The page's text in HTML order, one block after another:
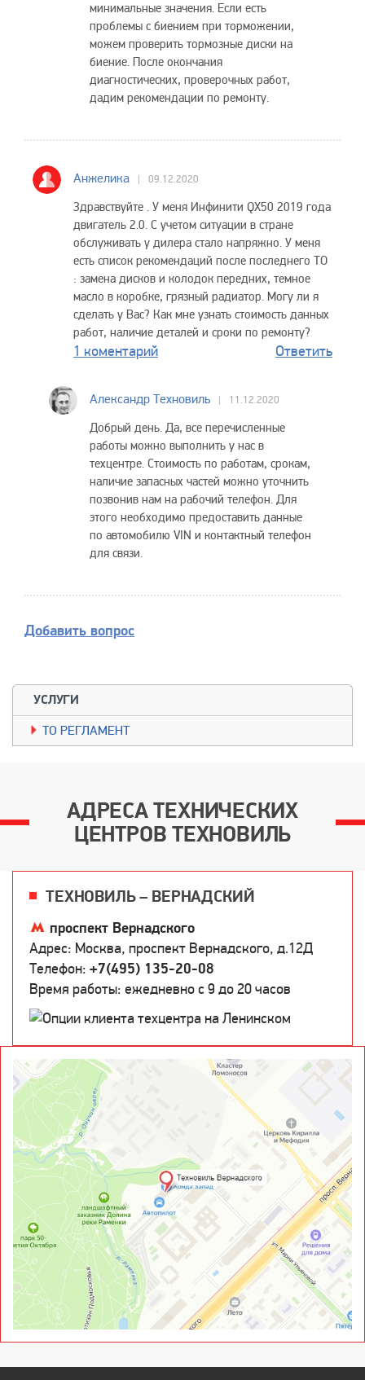
минимальные значения. Если есть
проблемы с биением при торможении,
можем проверить тормозные диски на
биение. После окончания
диагностических, проверочных работ,
дадим рекомендации по ремонту.
Анжелика 09.12.2020
Здравствуйте . У меня Инфинити QX50 2019 года
двигатель 2.0. С учетом ситуации в стране
обслуживать у дилера стало напряжно. У меня
есть список рекомендаций после последнего ТО
: замена дисков и колодок передних, темное
масло в коробке, грязный радиатор. Могу ли я
сделать у Вас? Как мне узнать стоимость данных
работ, наличие деталей и сроки по ремонту?
1 коментарий Ответить
Александр Техновиль 11.12.2020
Добрый день. Да, все перечисленные
работы можно выполнить у нас в
техцентре. Стоимость по работам, срокам,
наличие запасных частей можно уточнить
позвонив нам на рабочий телефон. Для
этого необходимо предоставить данные
по автомобилю VIN и контактный телефон
для связи.
Добавить вопрос
УСЛУГИ
TO РЕГЛАМЕНТ
АДРЕСА ТЕХНИЧЕСКИХ
ЦЕНТРОВ ТЕХНОВИЛЬ
ТЕХНОВИЛЬ – ВЕРНАДСКИЙ
проспект Вернадского
Адрес: Москва, проспект Вернадского, д.12Д
Телефон: +7(495) 135-20-08
Время работы: ежедневно c 9 до 20 часов